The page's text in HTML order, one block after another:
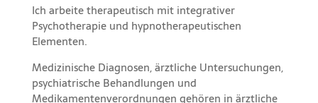
Ich arbeite therapeutisch mit integrativer
Psychotherapie und hypnotherapeutischen
Elementen.
Medizinische Diagnosen, ärztliche Untersuchungen,
psychiatrische Behandlungen und
Medikamentenverordnungen gehören in ärztliche